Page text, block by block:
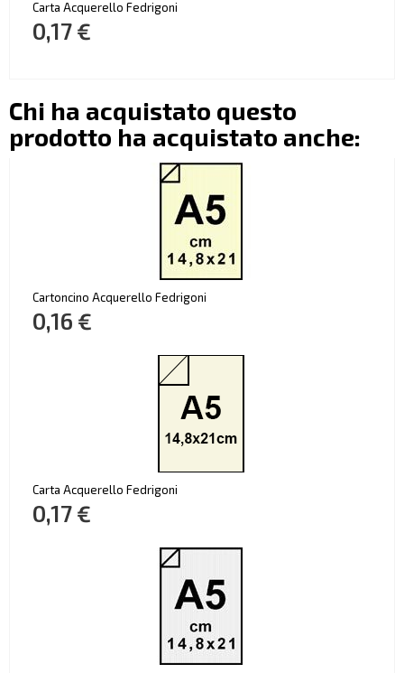
Carta Acquerello Fedrigoni
0,17 €
Chi ha acquistato questo
prodotto ha acquistato anche:
Cartoncino Acquerello Fedrigoni
0,16 €
Carta Acquerello Fedrigoni
0,17 €